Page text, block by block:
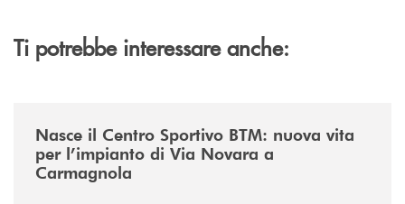
Ti potrebbe interessare anche:
Nasce il Centro Sportivo BTM: nuova vita
per l’impianto di Via Novara a
Carmagnola